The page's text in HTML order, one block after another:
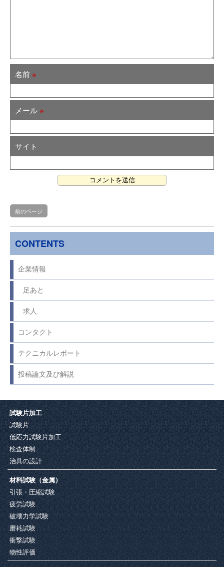
名前※
メール※
サイト
前のページ
CONTENTS
企業情報
足あと
求人
コンタクト
テクニカルレポート
投稿論文及び解説
試験片加工
試験片
低応力試験片加工
検査体制
治具の設計
材料試験（金属）
引張・圧縮試験
疲労試験
破壊力学試験
磨耗試験
衝撃試験
物性評価